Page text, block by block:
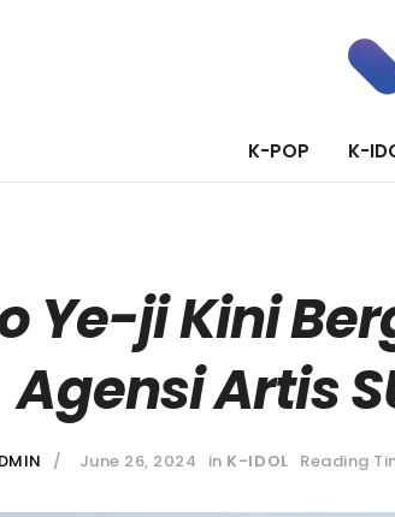
K-POP K-
Ye-ji Kini
Agensi Artis
June 26, 2024 in K-IDOL Reading